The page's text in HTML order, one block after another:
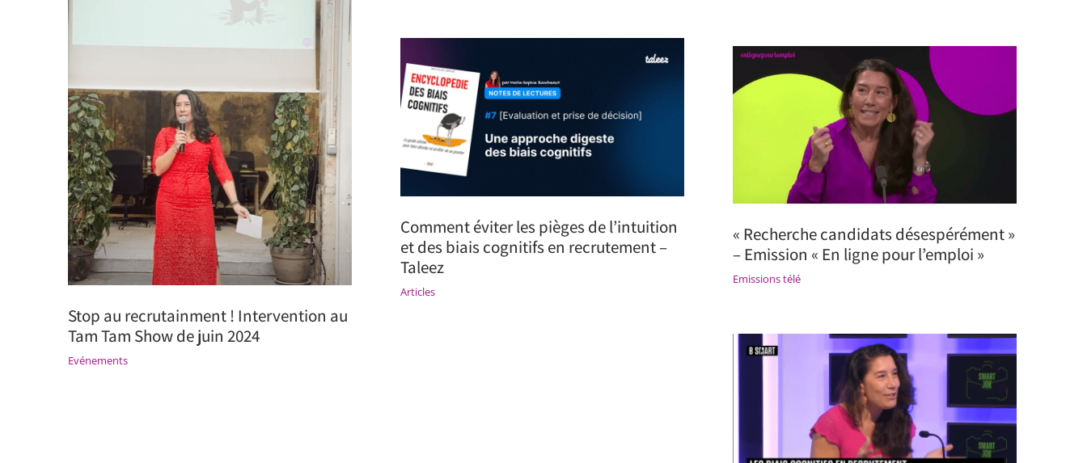
Stop au recrutainment ! Intervention au
Tam Tam Show de juin 2024
Evénements
Comment éviter les pièges de l’intuition
et des biais cognitifs en recrutement –
Taleez
Articles
« Recherche candidats désespérément »
– Emission « En ligne pour l’emploi »
Emissions télé